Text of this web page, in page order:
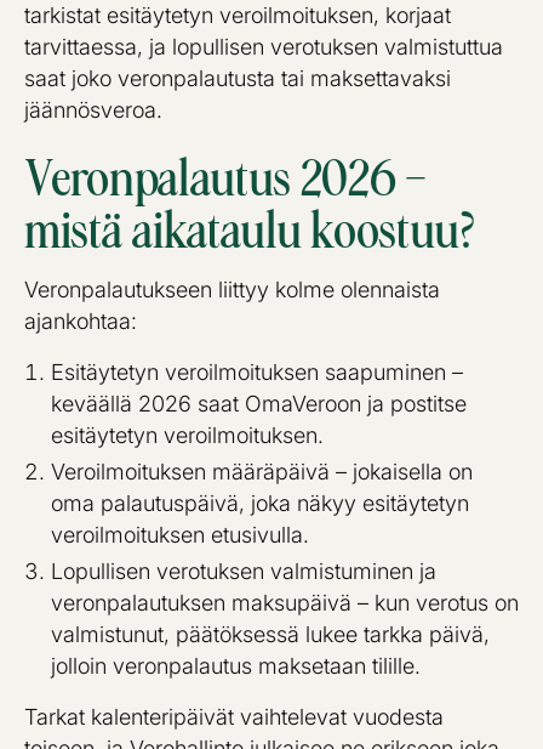
tarkistat esitäytetyn veroilmoituksen, korjaat
tarvittaessa, ja lopullisen verotuksen valmistuttua
saat joko veronpalautusta tai maksettavaksi
jäännösveroa.
Veronpalautus 2026 –
mistä aikataulu koostuu?
Veronpalautukseen liittyy kolme olennaista
ajankohtaa:
Esitäytetyn veroilmoituksen saapuminen –
keväällä 2026 saat OmaVeroon ja postitse
esitäytetyn veroilmoituksen.
Veroilmoituksen määräpäivä – jokaisella on
oma palautuspäivä, joka näkyy esitäytetyn
veroilmoituksen etusivulla.
Lopullisen verotuksen valmistuminen ja
veronpalautuksen maksupäivä – kun verotus on
valmistunut, päätöksessä lukee tarkka päivä,
jolloin veronpalautus maksetaan tilille.
Tarkat kalenteripäivät vaihtelevat vuodesta